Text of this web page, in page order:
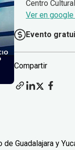
Centro
Ver en
Evento
Compartir
Guadalajara y